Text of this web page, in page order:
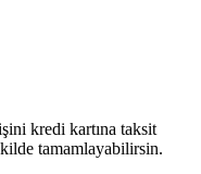
kredi kartına taksit
tamamlayabilirsin.